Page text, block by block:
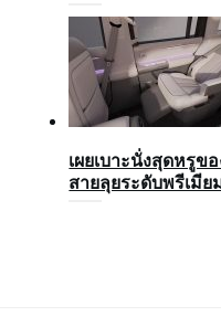
เผยเบาะนั่งสุดหรูข
สายลุยระดับพรีเมีย